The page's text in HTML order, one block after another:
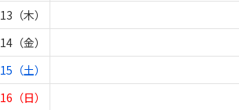
13（木）
14（金）
15（土）
16（日）